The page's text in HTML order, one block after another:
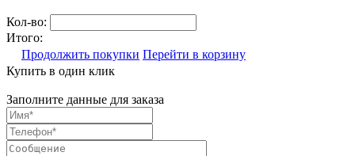
Кол-во:
Итого:
Продолжить покупки Перейти в корзину
Купить в один клик
Заполните данные для заказа